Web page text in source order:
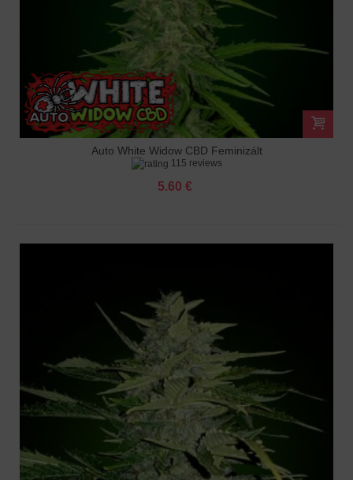
Auto White Widow CBD Feminizált
115 reviews
5.60 €